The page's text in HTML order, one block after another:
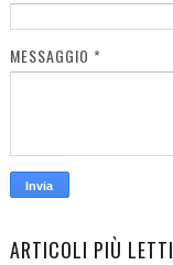
MESSAGGIO *
ARTICOLI PIÙ LETTI